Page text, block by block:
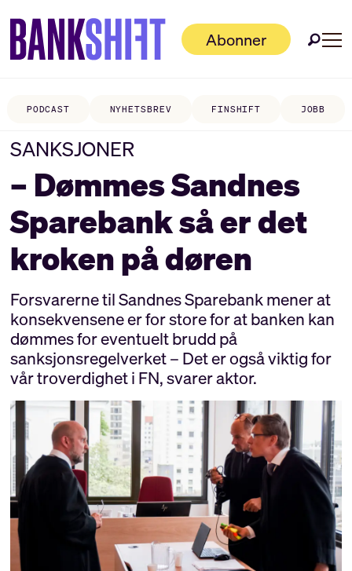
Abonner
PODCAST NYHETSBREV FINSHIFT JOBB
SANKSJONER
– Dømmes Sandnes
Sparebank så er det
kroken på døren
Forsvarerne til Sandnes Sparebank mener at
konsekvensene er for store for at banken kan
dømmes for eventuelt brudd på
sanksjonsregelverket – Det er også viktig for
vår troverdighet i FN, svarer aktor.